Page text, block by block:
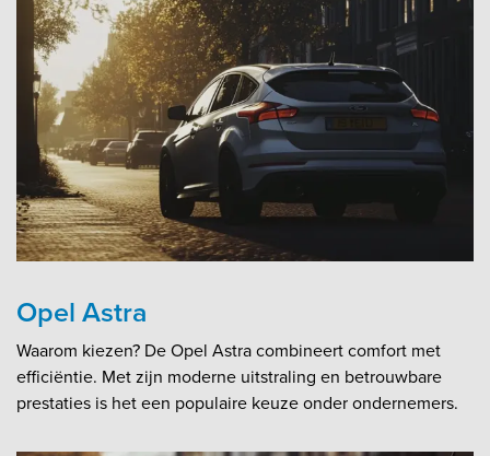
Opel Astra
Waarom kiezen? De Opel Astra combineert comfort met
efficiëntie. Met zijn moderne uitstraling en betrouwbare
prestaties is het een populaire keuze onder ondernemers.​